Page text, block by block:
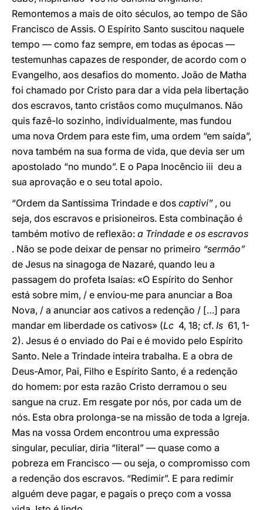
Remontemos a mais de oito séculos, ao tempo de São
Francisco de Assis. O Espírito Santo suscitou naquele
tempo — como faz sempre, em todas as épocas —
testemunhas capazes de responder, de acordo com o
Evangelho, aos desafios do momento. João de Matha
foi chamado por Cristo para dar a vida pela libertação
dos escravos, tanto cristãos como muçulmanos. Não
quis fazê-lo sozinho, individualmente, mas fundou
uma nova Ordem para este fim, uma ordem “em saída”,
nova também na sua forma de vida, que devia ser um
apostolado “no mundo”. E o Papa Inocêncio iii deu a
sua aprovação e o seu total apoio.
“Ordem da Santíssima Trindade e dos captivi”, ou
seja, dos escravos e prisioneiros. Esta combinação é
também motivo de reflexão: a Trindade e os escravos
. Não se pode deixar de pensar no primeiro “sermão”
de Jesus na sinagoga de Nazaré, quando leu a
passagem do profeta Isaías: «O Espírito do Senhor
está sobre mim, / e enviou-me para anunciar a Boa
Nova, / a anunciar aos cativos a redenção / […] para
mandar em liberdade os cativos» (Lc 4, 18; cf. Is 61, 1-
2). Jesus é o enviado do Pai e é movido pelo Espírito
Santo. Nele a Trindade inteira trabalha. E a obra de
Deus-Amor, Pai, Filho e Espírito Santo, é a redenção
do homem: por esta razão Cristo derramou o seu
sangue na cruz. Em resgate por nós, por cada um de
nós. Esta obra prolonga-se na missão de toda a Igreja.
Mas na vossa Ordem encontrou uma expressão
singular, peculiar, diria “literal” — quase como a
pobreza em Francisco — ou seja, o compromisso com
a redenção dos escravos. “Redimir”. E para redimir
alguém deve pagar, e pagais o preço com a vossa